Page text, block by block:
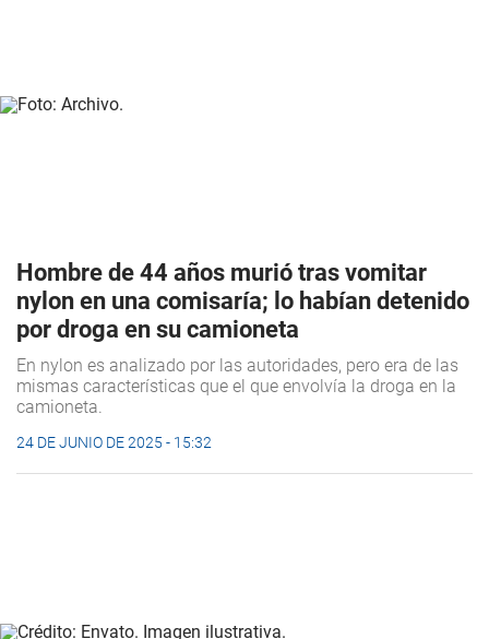
Hombre de 44 años murió tras vomitar
nylon en una comisaría; lo habían detenido
por droga en su camioneta
En nylon es analizado por las autoridades, pero era de las
mismas características que el que envolvía la droga en la
camioneta.
24 DE JUNIO DE 2025 - 15:32